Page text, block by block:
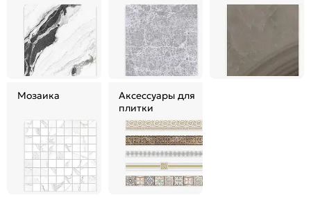
Мозаика
Аксессуары для
плитки